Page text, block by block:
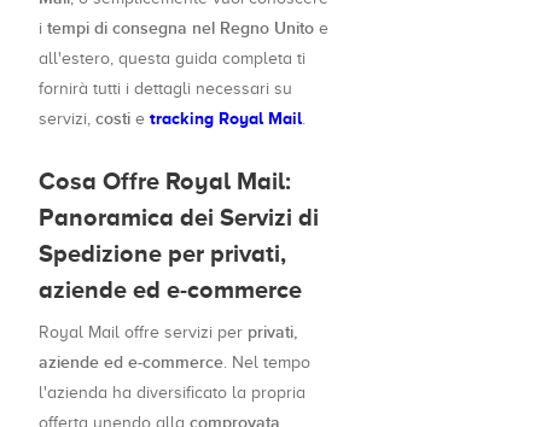
i tempi di consegna nel Regno Unito e
all'estero, questa guida completa ti
fornirà tutti i dettagli necessari su
servizi, costi e tracking Royal Mail.
Cosa Offre Royal Mail:
Panoramica dei Servizi di
Spedizione per privati,
aziende ed e-commerce
Royal Mail offre servizi per privati,
aziende ed e-commerce. Nel tempo
l'azienda ha diversificato la propria
offerta unendo alla